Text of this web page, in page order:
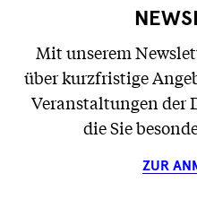
Mit unserem
über kurzfristige
Veranstaltungen der
die Sie
ZUR